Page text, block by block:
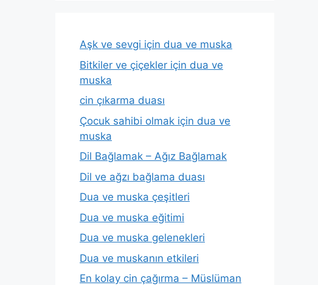
Aşk ve sevgi için dua ve muska
Bitkiler ve çiçekler için dua ve
muska
cin çıkarma duası
Çocuk sahibi olmak için dua ve
muska
Dil Bağlamak – Ağız Bağlamak
Dil ve ağzı bağlama duası
Dua ve muska çeşitleri
Dua ve muska eğitimi
Dua ve muska gelenekleri
Dua ve muskanın etkileri
En kolay cin çağırma – Müslüman